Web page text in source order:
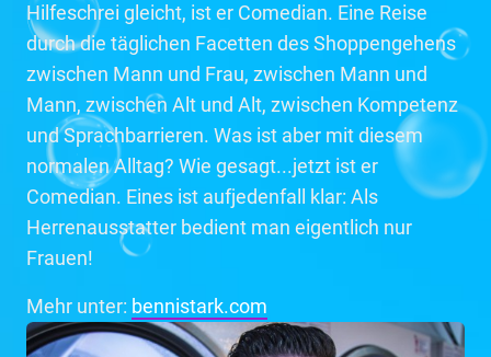
Hilfeschrei gleicht, ist er Comedian. Eine Reise
durch die täglichen Facetten des Shoppengehens
zwischen Mann und Frau, zwischen Mann und
Mann, zwischen Alt und Alt, zwischen Kompetenz
und Sprachbarrieren. Was ist aber mit diesem
normalen Alltag? Wie gesagt...jetzt ist er
Comedian. Eines ist aufjedenfall klar: Als
Herrenausstatter bedient man eigentlich nur
Frauen!
Mehr unter: bennistark.com